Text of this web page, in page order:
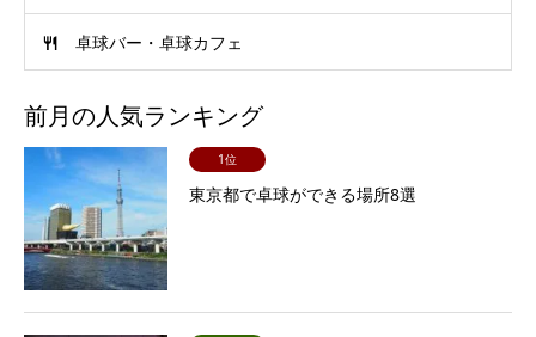
卓球バー・卓球カフェ
前月の人気ランキング
1位
東京都で卓球ができる場所8選